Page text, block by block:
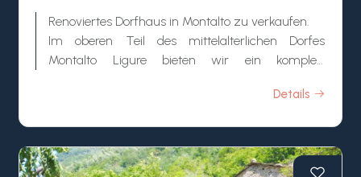
Renoviertes Dorfhaus in Montalto zu verkaufen.
Im oberen Teil des mittelalterlichen Dorfes
Montalto Ligure bieten wir ein komplett
Lage zum Verkauf an. Die Renovierung hat die
bewahrt und ein harmonisches Gleichgewicht
Details